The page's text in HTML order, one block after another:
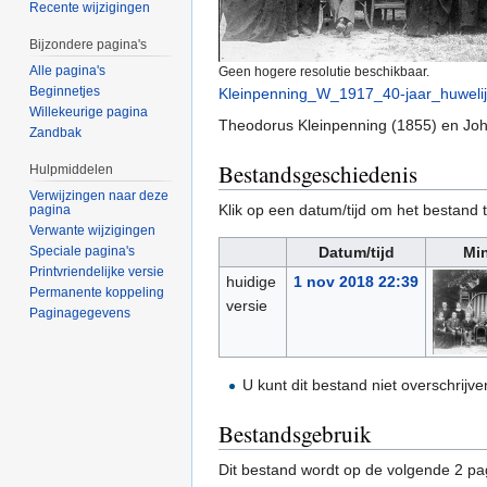
Geen hogere resolutie beschikbaar.
Kleinpenning_W_1917_40-
Theodorus Kleinpenning (1855) en
Bestandsgeschiedenis
Klik op een datum/tijd om het bestand
Datum/tijd
huidige
versie
1 nov 2018 22:39
U kunt dit bestand niet
Bestandsgebruik
Dit bestand wordt op de volgende 2
Recente wijzigingen
Bijzondere pagina's
Alle pagina's
Beginnetjes
Willekeurige pagina
Zandbak
Hulpmiddelen
Verwijzingen naar deze
pagina
Verwante wijzigingen
Speciale pagina's
Printvriendelijke versie
Permanente koppeling
Paginagegevens